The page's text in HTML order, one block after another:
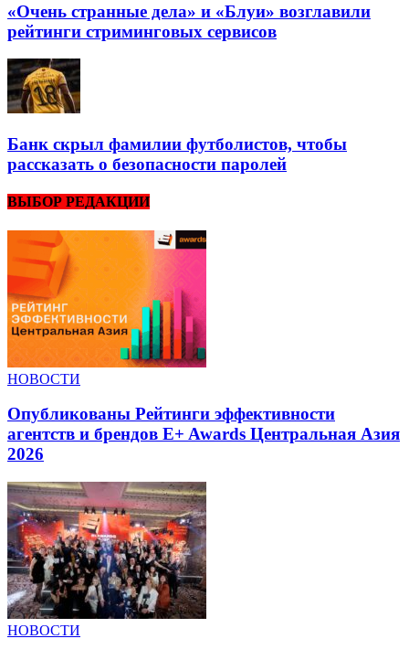
«Очень странные дела» и «Блуи» возглавили
рейтинги стриминговых сервисов
Банк скрыл фамилии футболистов, чтобы
рассказать о безопасности паролей
ВЫБОР РЕДАКЦИИ
НОВОСТИ
Опубликованы Рейтинги эффективности
агентств и брендов E+ Awards Центральная Азия
2026
НОВОСТИ